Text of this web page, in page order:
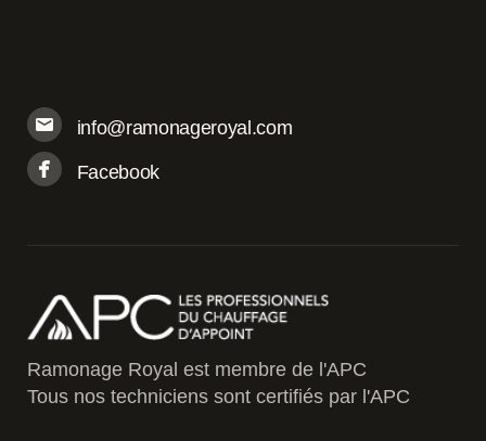
info@ramonageroyal.com
Facebook
Ramonage Royal est membre de l'APC
Tous nos techniciens sont certifiés par l'APC